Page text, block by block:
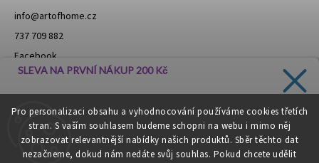
Pro personalizaci obsahu a vyhodnocování používáme cookies třetích
stran. S vaším souhlasem budeme schopni na webu i mimo něj
zobrazovat relevantnější nabídky našich produktů. Sběr těchto dat
nezačneme, dokud nám nedáte svůj souhlas. Pokud chcete udělit
info@artofhome.cz
737 709 882
Facebook
Instagram
Moje objednávka - odstoupení od smlouvy
SLEVA NA PRVNÍ NÁKUP 200 Kč
slevách přímo do vaší schránky!